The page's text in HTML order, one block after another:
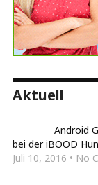
Aktuell
Android
bei der iBOOD
Juli 10, 2016 • No